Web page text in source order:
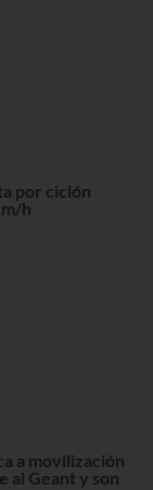
por ciclón
h
a movilización
al Geant y son